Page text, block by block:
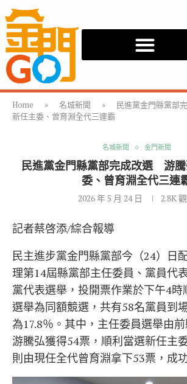
Home » 名城新聞 »
民進黨金門縣黨部
新任主委、曾育淵全代三連霸
名城新聞 金門新聞
民進黨金門縣黨部完成改選 游
委、曾育淵全代三連
2026 年 5 月 24 日 2.8K
記者蔡啓添/綜合報導
民主進步黨金門縣黨部今（24）日
理第14屆縣黨部主任委員、黨員代
黨代表選舉，投開票作業於下午4時
選舉為同額競選，共有58名黨員到
為17.8％。其中，主任委員選舉由
游騰弘獲得54票，順利當選新任主
則由現任全代曾育淵拿下53票，成